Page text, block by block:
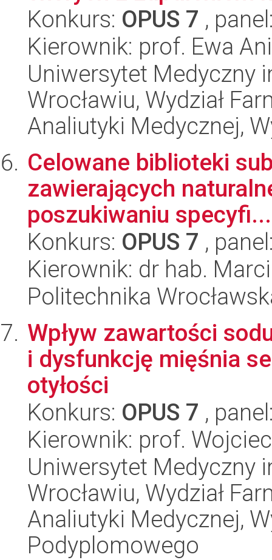
Konkurs: OPUS 7 ,
Kierownik: prof. Ewa
Uniwersytet Medyczny
Wrocławiu, Wydział
Analiutyki Medycznej,
Celowane biblioteki
zawierających
poszukiwaniu specyfi...
Konkurs: OPUS 7 ,
Kierownik: dr hab.
Politechnika
Wpływ zawartości
i dysfunkcję mięśnia
otyłości
Konkurs: OPUS 7 ,
Kierownik: prof.
Uniwersytet Medyczny
Wrocławiu, Wydział
Analiutyki Medycznej,
Podyplomowego